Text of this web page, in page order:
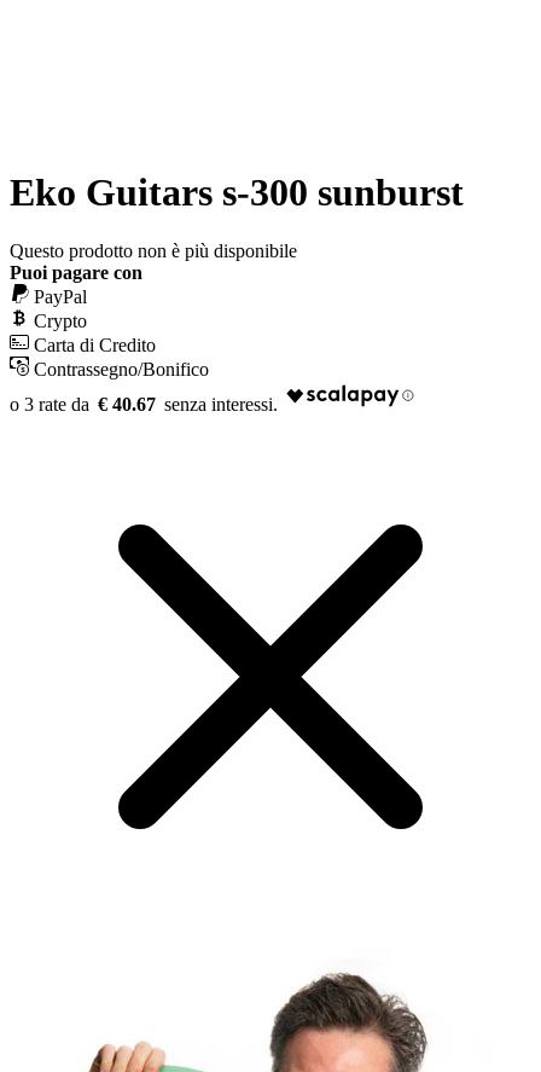
Eko Guitars s-300 sunburst
Questo prodotto non è più disponibile
Puoi pagare con
PayPal
Crypto
Carta di Credito
Contrassegno/Bonifico
€ 40.67